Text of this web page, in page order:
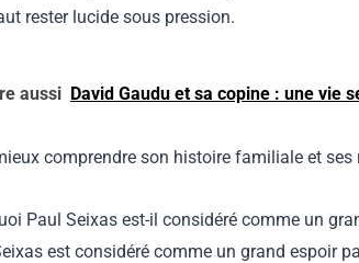
rester lucide sous pression.
aussi David Gaudu et sa copine : une vie
comprendre son histoire familiale et
Paul Seixas est-il considéré comme un
est considéré comme un grand espoir